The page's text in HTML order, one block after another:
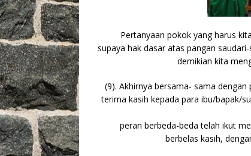
Pertanyaan pokok yang harus
supaya hak dasar atas pangan
demikian kita
(9). Akhirnya bersama- sama
terima kasih kepada para ibu/bapak/
peran berbeda-beda telah ikut
berbelas kasih,